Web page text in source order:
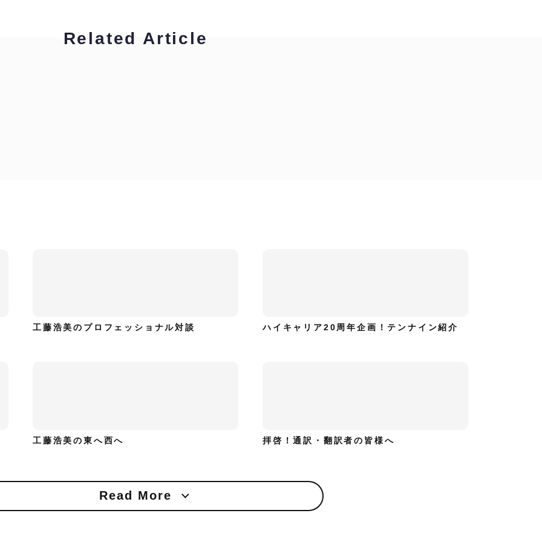
Related Article
工藤浩美のプロフェッショナル対談 ハイキャリア20周年企画！テンナイン紹介
工藤浩美の東へ西へ 拝啓！通訳・翻訳者の皆様へ
Read More